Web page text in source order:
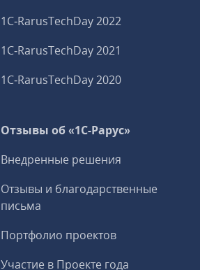
1C‑RarusTechDay 2022
1C‑RarusTechDay 2021
1C‑RarusTechDay 2020
Отзывы об «1С-Рарус»
Внедренные решения
Отзывы и благодарственные
письма
Портфолио проектов
Участие в Проекте года